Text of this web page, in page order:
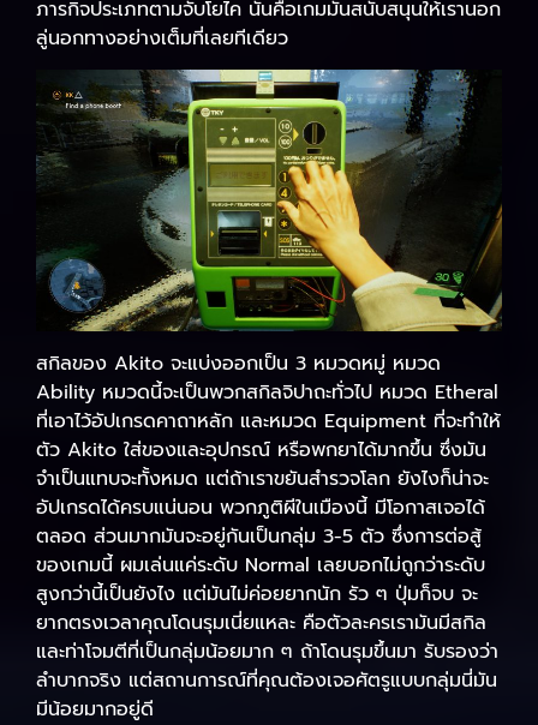
ภารกิจประเภทตามจับโยไค นั่นคือเกมมันสนับสนุนให้เรานอก
ลู่นอกทางอย่างเต็มที่เลยทีเดียว
สกิลของ Akito จะแบ่งออกเป็น 3 หมวดหมู่ หมวด
Ability หมวดนี้จะเป็นพวกสกิลจิปาถะทั่วไป หมวด Etheral
ที่เอาไว้อัปเกรดคาถาหลัก และหมวด Equipment ที่จะทำให้
ตัว Akito ใส่ของและอุปกรณ์ หรือพกยาได้มากขึ้น ซึ่งมัน
จำเป็นแทบจะทั้งหมด แต่ถ้าเราขยันสำรวจโลก ยังไงก็น่าจะ
อัปเกรดได้ครบแน่นอน พวกภูติผีในเมืองนี้ มีโอกาสเจอได้
ตลอด ส่วนมากมันจะอยู่กันเป็นกลุ่ม 3-5 ตัว ซึ่งการต่อสู้
ของเกมนี้ ผมเล่นแค่ระดับ Normal เลยบอกไม่ถูกว่าระดับ
สูงกว่านี้เป็นยังไง แต่มันไม่ค่อยยากนัก รัว ๆ ปุ่มก็จบ จะ
ยากตรงเวลาคุณโดนรุมเนี่ยแหละ คือตัวละครเรามันมีสกิล
และท่าโจมตีที่เป็นกลุ่มน้อยมาก ๆ ถ้าโดนรุมขึ้นมา รับรองว่า
ลำบากจริง แต่สถานการณ์ที่คุณต้องเจอศัตรูแบบกลุ่มนี่มัน
มีน้อยมากอยู่ดี